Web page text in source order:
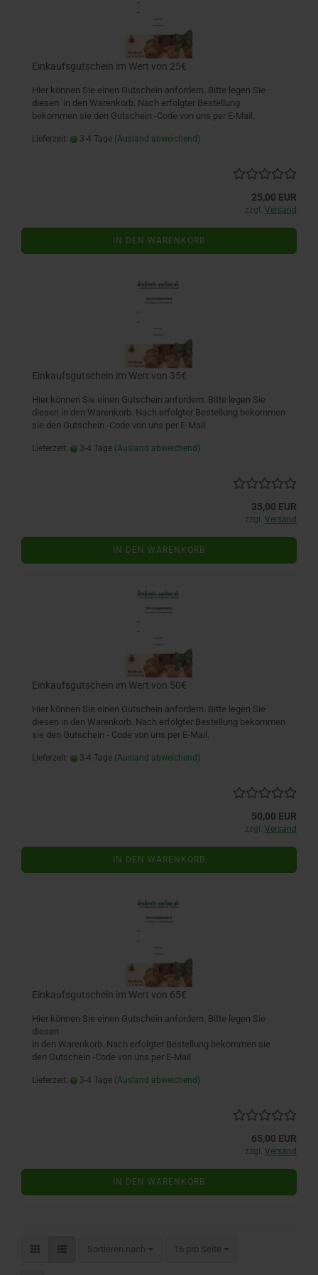
neu aus der Fritzmühlenbäckerei
ist kräftig, säuerlich und saftig im Geschmack
sowie frei von Nüssen.Ein Bauernbrot
Natursauer ein Genuss
Einkaufsgutschein im Wert von 25€
Hier können Sie einen Gutschein anfordern. Bitte legen Sie
diesen in den Warenkorb. Nach erfolgter Bestellung
bekommen sie den Gutschein -Code von uns per E-Mail.
Lieferzeit: 3-4 Tage (Ausland abweichend)
25,00 EUR
zzgl. Versand
IN DEN WARENKORB
Einkaufsgutschein im Wert von 35€
Hier können Sie einen Gutschein anfordern. Bitte legen Sie
diesen in den Warenkorb. Nach erfolgter Bestellung bekommen
sie den Gutschein -Code von uns per E-Mail.
Lieferzeit: 3-4 Tage (Ausland abweichend)
35,00 EUR
zzgl. Versand
IN DEN WARENKORB
Einkaufsgutschein im Wert von 50€
Hier können Sie einen Gutschein anfordern. Bitte legen Sie
diesen in den Warenkorb. Nach erfolgter Bestellung bekommen
sie den Gutschein - Code von uns per E-Mail.
Lieferzeit: 3-4 Tage (Ausland abweichend)
50,00 EUR
zzgl. Versand
IN DEN WARENKORB
Einkaufsgutschein im Wert von 65€
Hier können Sie einen Gutschein anfordern. Bitte legen Sie
diesen
in den Warenkorb. Nach erfolgter Bestellung bekommen sie
den Gutschein -Code von uns per E-Mail.
Lieferzeit: 3-4 Tage (Ausland abweichend)
65,00 EUR
zzgl. Versand
IN DEN WARENKORB
Sortieren nach
Sortieren nach 16 pro Seite
pro Seite